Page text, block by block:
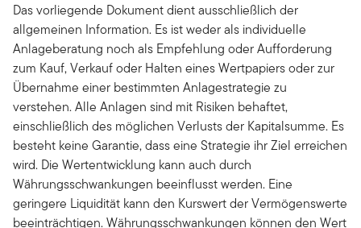
Das vorliegende Dokument dient ausschließlich der
allgemeinen Information. Es ist weder als individuelle
Anlageberatung noch als Empfehlung oder Aufforderung
zum Kauf, Verkauf oder Halten eines Wertpapiers oder zur
Übernahme einer bestimmten Anlagestrategie zu
verstehen. Alle Anlagen sind mit Risiken behaftet,
einschließlich des möglichen Verlusts der Kapitalsumme. Es
besteht keine Garantie, dass eine Strategie ihr Ziel erreichen
wird. Die Wertentwicklung kann auch durch
Währungsschwankungen beeinflusst werden. Eine
geringere Liquidität kann den Kurswert der Vermögenswerte
beeinträchtigen. Währungsschwankungen können den Wert